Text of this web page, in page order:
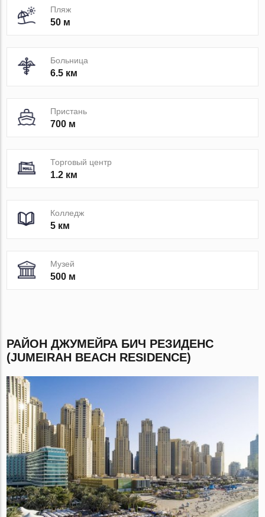
Пляж
50 м
Больница
6.5 км
Пристань
700 м
Торговый центр
1.2 км
Колледж
5 км
Музей
500 м
РАЙОН ДЖУМЕЙРА БИЧ РЕЗИДЕНС
(JUMEIRAH BEACH RESIDENCE)